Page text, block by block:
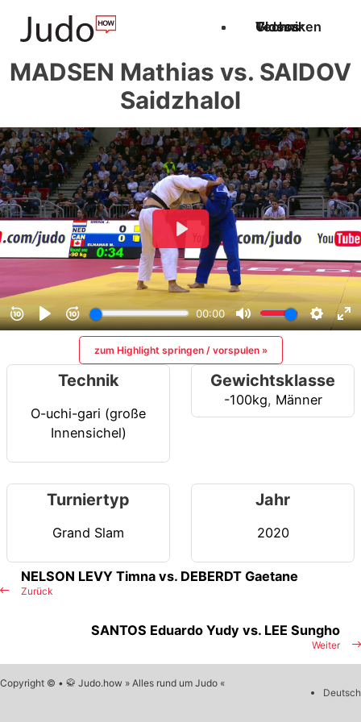
Techniken
Videos
Glossar
MADSEN Mathias vs. SAIDOV
Saidzhalol
zum Highlight springen / vorspulen »
Technik
O-uchi-gari (große
Innensichel)
Gewichtsklasse
-100kg, Männer
Turniertyp
Grand Slam
Jahr
2020
Zurück
NELSON LEVY Timna vs. DEBERDT Gaetane
Weiter
SANTOS Eduardo Yudy vs. LEE Sungho
Copyright © • 🥋 Judo.how » Alles rund um Judo «
Deutsch